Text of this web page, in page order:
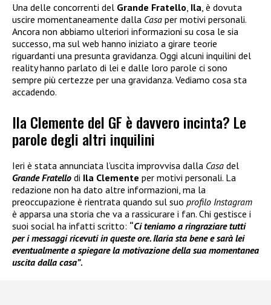
Una delle concorrenti del Grande Fratello Ila , è dovuta
uscire momentaneamente dalla Casa per motivi personali.
Ancora non abbiamo ulteriori informazioni su cosa le sia
successo, ma sul web hanno iniziato a girare teorie
riguardanti una presunta gravidanza. Oggi alcuni inquilini del
reality hanno parlato di lei e dalle loro parole ci sono
sempre più certezze per una gravidanza. Vediamo cosa sta
accadendo.
Ila Clemente del GF è davvero incinta? Le
parole degli altri inquilini
Ieri è stata annunciata l’uscita improvvisa dalla Casa del
Grande Fratello di Ila Clemente per motivi personali. La
redazione non ha dato altre informazioni, ma la
preoccupazione è rientrata quando sul suo profilo Instagram
è apparsa una storia che va a rassicurare i fan. Chi gestisce i
suoi social ha infatti scritto: “Ci teniamo a ringraziare tutti
per i messaggi ricevuti in queste ore. Ilaria sta bene e sarà lei
eventualmente a spiegare la motivazione della sua momentanea
uscita dalla casa”.